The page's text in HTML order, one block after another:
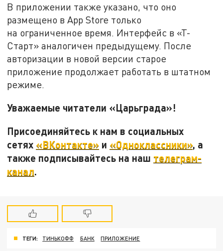
В приложении также указано, что оно
размещено в App Store только
на ограниченное время. Интерфейс в «Т-
Старт» аналогичен предыдущему. После
авторизации в новой версии старое
приложение продолжает работать в штатном
режиме.
Уважаемые читатели «Царьграда»!
Присоединяйтесь к нам в социальных
сетях «ВКонтакте» и «Одноклассники», а
также подписывайтесь на наш телеграм-
канал.
ТЕГИ: ТИНЬКОФФ БАНК ПРИЛОЖЕНИЕ